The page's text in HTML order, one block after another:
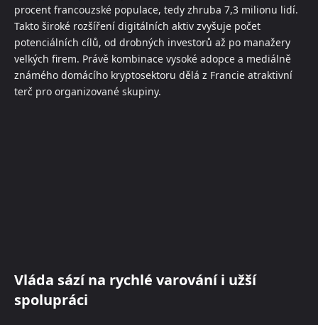
procent francouzské populace, tedy zhruba 7,3 milionu lidí.
Takto široké rozšíření digitálních aktiv zvyšuje počet
potenciálních cílů, od drobných investorů až po manažery
velkých firem. Právě kombinace vysoké adopce a mediálně
známého domácího kryptosektoru dělá z Francie atraktivní
terč pro organizované skupiny.
Vláda sází na rychlé varování i užší
spolupráci